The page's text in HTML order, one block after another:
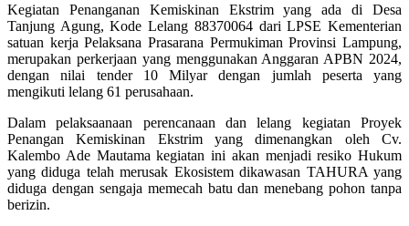
Kegiatan Penanganan Kemiskinan Ekstrim yang ada di Desa
Tanjung Agung, Kode Lelang 88370064 dari LPSE Kementerian
satuan kerja Pelaksana Prasarana Permukiman Provinsi Lampung,
merupakan perkerjaan yang menggunakan Anggaran APBN 2024,
dengan nilai tender 10 Milyar dengan jumlah peserta yang
mengikuti lelang 61 perusahaan.
Dalam pelaksaanaan perencanaan dan lelang kegiatan Proyek
Penangan Kemiskinan Ekstrim yang dimenangkan oleh Cv.
Kalembo Ade Mautama kegiatan ini akan menjadi resiko Hukum
yang diduga telah merusak Ekosistem dikawasan TAHURA yang
diduga dengan sengaja memecah batu dan menebang pohon tanpa
berizin.